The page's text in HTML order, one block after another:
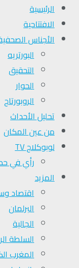
الرئيسية
الافتتاحية
الأجناس
البورتريه
التحقیق
الحوار
الروبورتاج
تحلیل الأحداث
من عين المكان
لوبوكلاج TV
رأي في
المزيد
اقتصاد
البرلمان
الجالية
السلطة
المغرب